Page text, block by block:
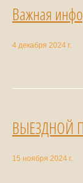
Важная
4 декабря 2024 г.
ВЫЕЗДНОЙ
15 ноября 2024 г.